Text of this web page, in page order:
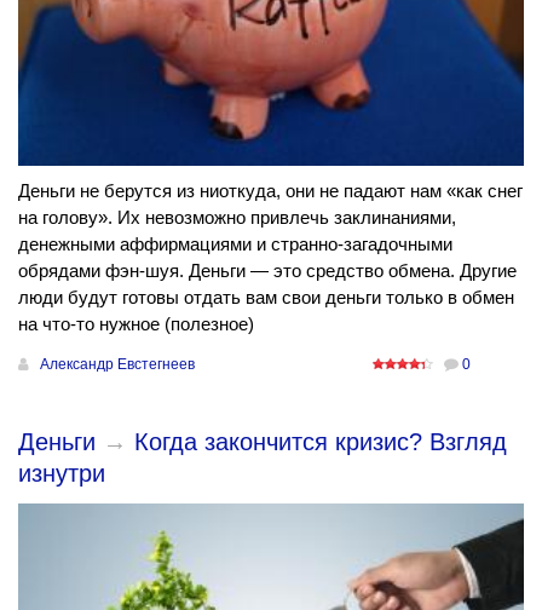
Деньги не берутся из ниоткуда, они не падают нам «как снег
на голову». Их невозможно привлечь заклинаниями,
денежными аффирмациями и странно-загадочными
обрядами фэн-шуя. Деньги — это средство обмена. Другие
люди будут готовы отдать вам свои деньги только в обмен
на что-то нужное (полезное)
Александр Евстегнеев 0
Деньги → Когда закончится кризис? Взгляд
изнутри